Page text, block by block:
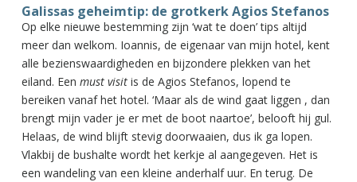
Galissas geheimtip: de grotkerk Agios Stefanos
Op elke nieuwe bestemming zijn ‘wat te doen’ tips altijd
meer dan welkom. Ioannis, de eigenaar van mijn hotel, kent
alle bezienswaardigheden en bijzondere plekken van het
eiland. Een must visitis de Agios Stefanos, lopend te
bereiken vanaf het hotel. ‘Maar als de wind gaat liggen , dan
brengt mijn vader je er met de boot naartoe’, belooft hij gul.
Helaas, de wind blijft stevig doorwaaien, dus ik ga lopen.
Vlakbij de bushalte wordt het kerkje al aangegeven. Het is
een wandeling van een kleine anderhalf uur. En terug. De